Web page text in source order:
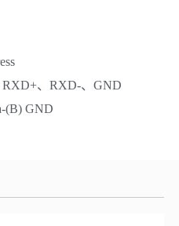
RXD+、RXD-、GND
(B) GND